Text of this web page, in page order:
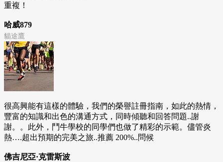
重複！
哈威879
貓途鷹
很高興能有這樣的體驗，我們的榮譽註冊指南，如此的熱情，
豐富的知識和出色的溝通方式，同時傾聽和回答問題..謝
謝。。此外，鬥牛學校的同學們也做了精彩的示範。儘管炎
熱….超出預期的完美之旅..推薦 200%..問候
佛吉尼亞·克雷斯波